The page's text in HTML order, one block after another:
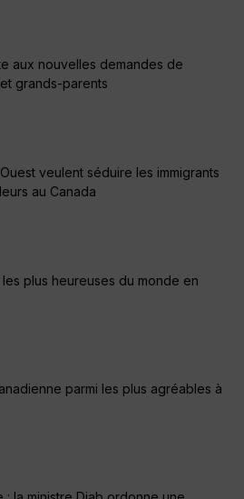
aux nouvelles demandes de
grands-parents
veulent séduire les immigrants
au Canada
plus heureuses du monde en
parmi les plus agréables à